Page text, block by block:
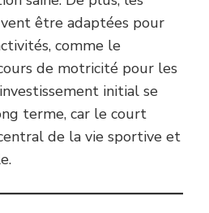
être adaptées pour
comme le
de motricité pour les
initial se
terme, car le court
de la vie sportive et